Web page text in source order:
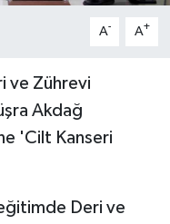
A- A+
ve Zührevi
Akdağ
'Cilt Kanseri
Deri ve